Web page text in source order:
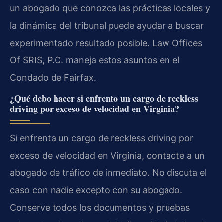
un abogado que conozca las prácticas locales y
la dinámica del tribunal puede ayudar a buscar
experimentado resultado posible. Law Offices
Of SRIS, P.C. maneja estos asuntos en el
Condado de Fairfax.
¿Qué debo hacer si enfrento un cargo de reckless
driving por exceso de velocidad en Virginia?
Si enfrenta un cargo de reckless driving por
exceso de velocidad en Virginia, contacte a un
abogado de tráfico de inmediato. No discuta el
caso con nadie excepto con su abogado.
Conserve todos los documentos y pruebas